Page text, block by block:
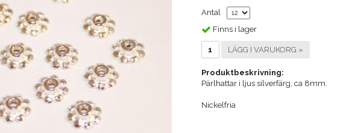
Antal
Finns i lager
LÄGG I VARUKORG »
Produktbeskrivning:
Pärlhattar i ljus silverfärg, ca 8mm.
Nickelfria